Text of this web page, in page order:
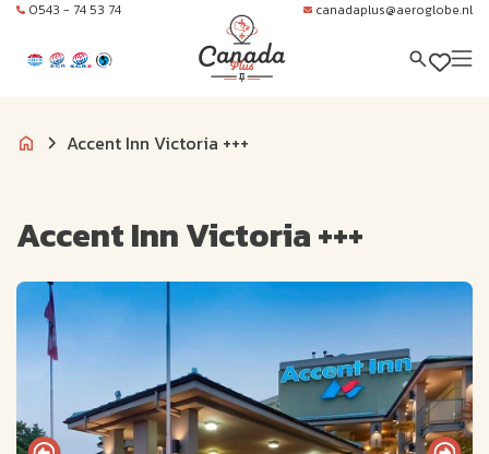
0543 - 74 53 74 canadaplus@aeroglobe.nl
Accent Inn Victoria +++
Accent Inn Victoria +++